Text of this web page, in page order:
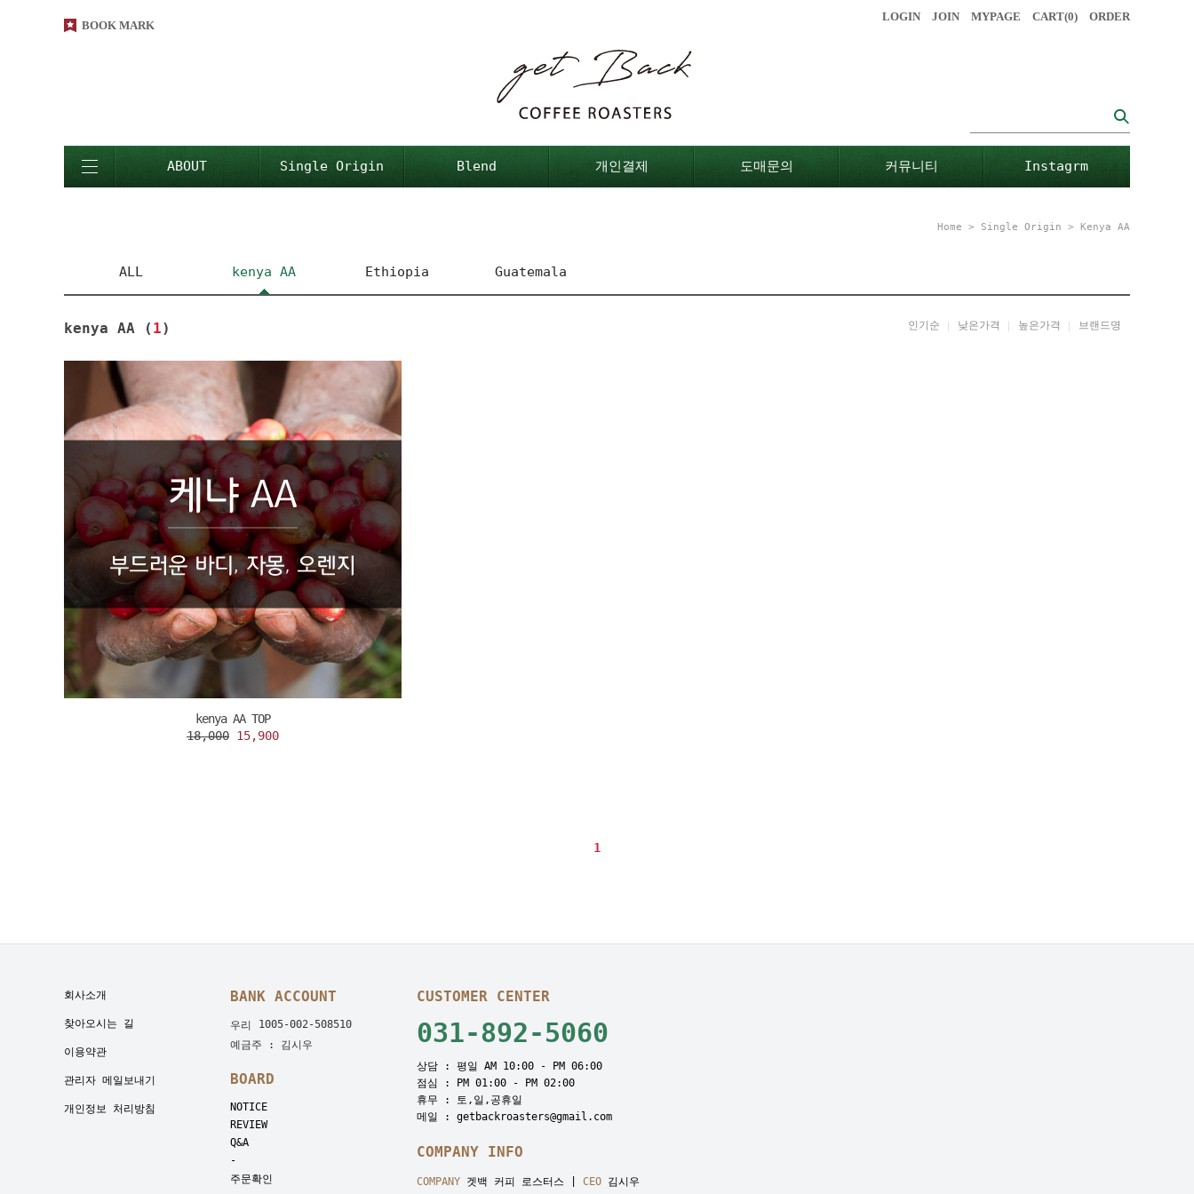
BOOK MARK
LOGIN JOIN MYPAGE CART(0) ORDER
ABOUT Single Origin Blend 개인결제 도매문의 커뮤니티 Instagrm
Home > Single Origin > Kenya AA
ALL kenya AA Ethiopia Guatemala
kenya AA ( 1) 인기순 낮은가격 높은가격 브랜드명
kenya AA TOP
18,000 15,900
1
회사소개
찾아오시는 길
이용약관
관리자 메일보내기
개인정보 처리방침
BANK ACCOUNT
우리
1005-002-508510
예금주 : 김시우
BOARD
NOTICE
REVIEW
Q&A
-
주문확인
CUSTOMER CENTER
031-892-5060
상담 : 평일 AM 10:00 - PM 06:00
점심 : PM 01:00 - PM 02:00
휴무 : 토,일,공휴일
메일 : getbackroasters@gmail.com
COMPANY INFO
COMPANY 겟백 커피 로스터스 | CEO 김시우